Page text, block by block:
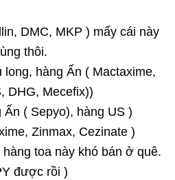
DMC, MKP ) mấy cái này
thôi.
hàng Ấn ( Mactaxime,
DHG, Mecefix))
( Sepyo), hàng US )
Zinmax, Cezinate )
toa này khó bán ở quê.
được rồi )